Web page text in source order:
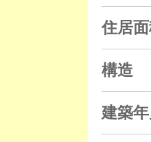
住居
構造
建築年